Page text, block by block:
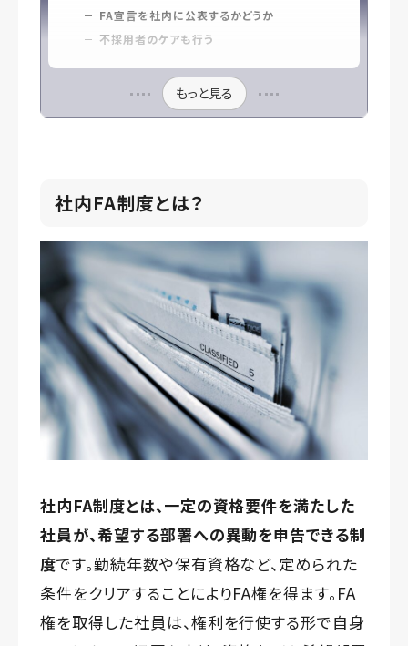
FA宣言を社内に公表するかどうか
不採用者のケアも行う
もっと見る
社内FA制度とは？
社内FA制度とは、一定の資格要件を満たした
社員が、希望する部署への異動を申告できる制
度です。勤続年数や保有資格など、定められた
条件をクリアすることによりFA権を得ます。FA
権を取得した社員は、権利を行使する形で自身